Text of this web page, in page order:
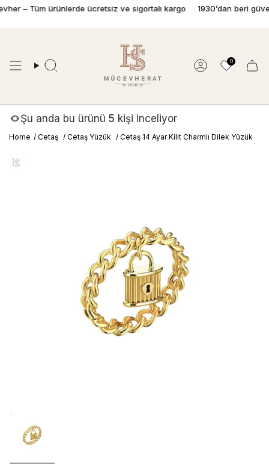
İçeriğe
Ara Hesap
0
– Tüm ürünlerde ücretsiz ve sigortalı kargo 1930’dan beri
Şu anda bu ürünü 5 kişi inceliyor
Home / Cetaş / Cetaş Yüzük / Cetaş 14 Ayar Kilit Charmlı Dilek Yüzük